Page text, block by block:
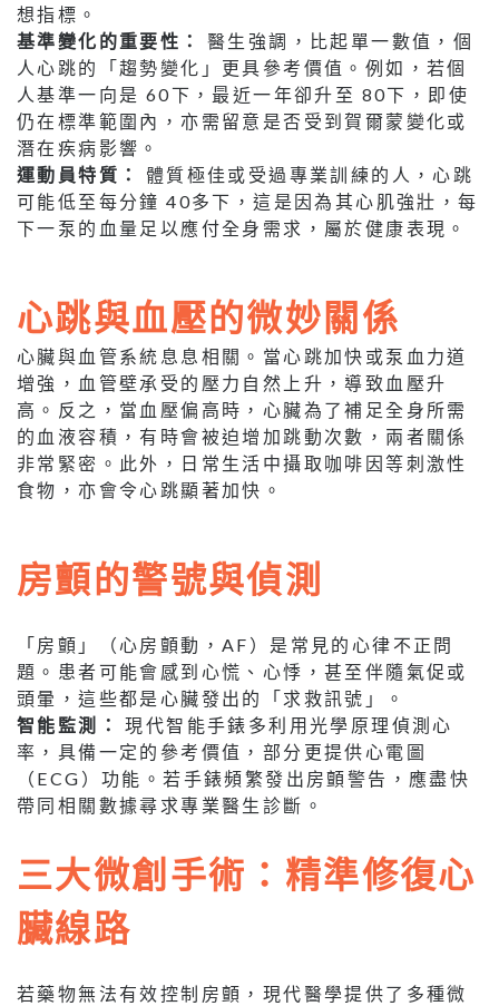
想指標。
基準變化的重要性：
醫生強調，比起單一數值，個
人心跳的「趨勢變化」更具參考價值。例如，若個
人基準一向是 60下，最近一年卻升至 80下，即使
仍在標準範圍內，亦需留意是否受到賀爾蒙變化或
潛在疾病影響。
運動員特質：
體質極佳或受過專業訓練的人，心跳
可能低至每分鐘 40多下，這是因為其心肌強壯，每
下一泵的血量足以應付全身需求，屬於健康表現。
心跳與血壓的微妙關係
心臟與血管系統息息相關。當心跳加快或泵血力道
增強，血管壁承受的壓力自然上升，導致血壓升
高。反之，當血壓偏高時，心臟為了補足全身所需
的血液容積，有時會被迫增加跳動次數，兩者關係
非常緊密。此外，日常生活中攝取咖啡因等刺激性
食物，亦會令心跳顯著加快。
房顫的警號與偵測
「房顫」（心房顫動，AF）是常見的心律不正問
題。患者可能會感到心慌、心悸，甚至伴隨氣促或
頭暈，這些都是心臟發出的「求救訊號」。
智能監測：
現代智能手錶多利用光學原理偵測心
率，具備一定的參考價值，部分更提供心電圖
（ECG）功能。若手錶頻繁發出房顫警告，應盡快
帶同相關數據尋求專業醫生診斷。
三大微創手術：精準修復心
臟線路
若藥物無法有效控制房顫，現代醫學提供了多種微